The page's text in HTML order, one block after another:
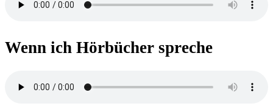
Wenn ich Hörbücher spreche